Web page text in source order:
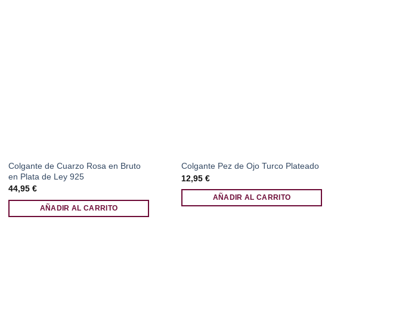
Colgante de Cuarzo Rosa en Bruto
en Plata de Ley 925
44,95€
AÑADIR AL CARRITO
Colgante Pez de Ojo Turco Plateado
12,95€
AÑADIR AL CARRITO